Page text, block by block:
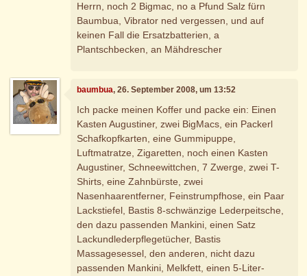
Herrn, noch 2 Bigmac, no a Pfund Salz fürn
Baumbua, Vibrator ned vergessen, und auf
keinen Fall die Ersatzbatterien, a
Plantschbecken, an Mähdrescher
baumbua, 26. September 2008, um 13:52
Ich packe meinen Koffer und packe ein: Einen
Kasten Augustiner, zwei BigMacs, ein Packerl
Schafkopfkarten, eine Gummipuppe,
Luftmatratze, Zigaretten, noch einen Kasten
Augustiner, Schneewittchen, 7 Zwerge, zwei T-
Shirts, eine Zahnbürste, zwei
Nasenhaarentferner, Feinstrumpfhose, ein Paar
Lackstiefel, Bastis 8-schwänzige Lederpeitsche,
den dazu passenden Mankini, einen Satz
Lackundlederpflegetücher, Bastis
Massagesessel, den anderen, nicht dazu
passenden Mankini, Melkfett, einen 5-Liter-